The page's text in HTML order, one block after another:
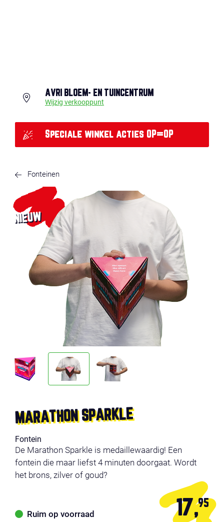
AVRI BLOEM- EN TUINCENTRUM
Wijzig verkooppunt
Speciale winkel acties OP=OP
Fonteinen
NIEUW
MARATHON SPARKLE
Fontein
De Marathon Sparkle is medaillewaardig! Een
fontein die maar liefst 4 minuten doorgaat. Wordt
het brons, zilver of goud?
Ruim op voorraad 17,95